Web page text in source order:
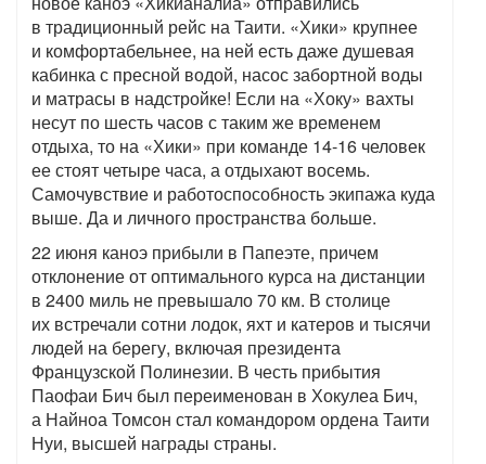
в традиционный рейс на Таити. «Хики» крупнее
и комфортабельнее, на ней есть даже душевая
кабинка с пресной водой, насос забортной воды
и матрасы в надстройке! Если на «Хоку» вахты
несут по шесть часов с таким же временем
отдыха, то на «Хики» при команде 14-16 человек
ее стоят четыре часа, а отдыхают восемь.
Самочувствие и работоспособность экипажа куда
выше. Да и личного пространства больше.
22 июня каноэ прибыли в Папеэте, причем
отклонение от оптимального курса на дистанции
в 2400 миль не превышало 70 км. В столице
их встречали сотни лодок, яхт и катеров и тысячи
людей на берегу, включая президента
Французской Полинезии. В честь прибытия
Паофаи Бич был переименован в Хокулеа Бич,
а Найноа Томсон стал командором ордена Таити
Нуи, высшей награды страны.